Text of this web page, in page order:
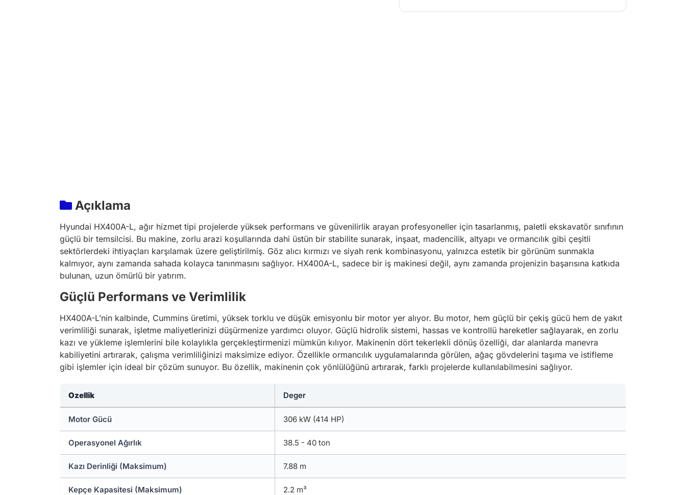
Açıklama
Hyundai HX400A-L, ağır hizmet tipi projelerde yüksek performans ve güvenilirlik arayan profesyoneller için tasarlanmış, paletli ekskavatör sınıfının
güçlü bir temsilcisi. Bu makine, zorlu arazi koşullarında dahi üstün bir stabilite sunarak, inşaat, madencilik, altyapı ve ormancılık gibi çeşitli
sektörlerdeki ihtiyaçları karşılamak üzere geliştirilmiş. Göz alıcı kırmızı ve siyah renk kombinasyonu, yalnızca estetik bir görünüm sunmakla
kalmıyor, aynı zamanda sahada kolayca tanınmasını sağlıyor. HX400A-L, sadece bir iş makinesi değil, aynı zamanda projenizin başarısına katkıda
bulunan, uzun ömürlü bir yatırım.
Güçlü Performans ve Verimlilik
HX400A-L’nin kalbinde, Cummins üretimi, yüksek torklu ve düşük emisyonlu bir motor yer alıyor. Bu motor, hem güçlü bir çekiş gücü hem de yakıt
verimliliği sunarak, işletme maliyetlerinizi düşürmenize yardımcı oluyor. Güçlü hidrolik sistemi, hassas ve kontrollü hareketler sağlayarak, en zorlu
kazı ve yükleme işlemlerini bile kolaylıkla gerçekleştirmenizi mümkün kılıyor. Makinenin dört tekerlekli dönüş özelliği, dar alanlarda manevra
kabiliyetini artırarak, çalışma verimliliğinizi maksimize ediyor. Özellikle ormancılık uygulamalarında görülen, ağaç gövdelerini taşıma ve istifleme
gibi işlemler için ideal bir çözüm sunuyor. Bu özellik, makinenin çok yönlülüğünü artırarak, farklı projelerde kullanılabilmesini sağlıyor.
Ozellik Deger
Motor Gücü 306 kW (414 HP)
Operasyonel Ağırlık 38.5 - 40 ton
Kazı Derinliği (Maksimum) 7.88 m
Kepçe Kapasitesi (Maksimum) 2.2 m³